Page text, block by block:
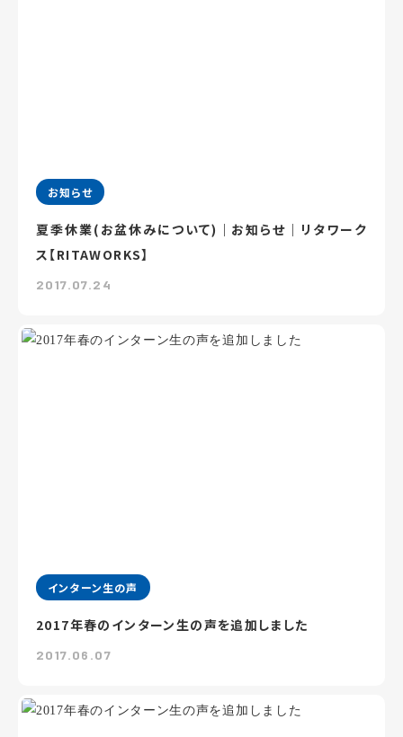
お知らせ
夏季休業(お盆休みについて)｜お知らせ｜リタワーク
ス【RITAWORKS】
2017.07.24
インターン生の声
2017年春のインターン生の声を追加しました
2017.06.07